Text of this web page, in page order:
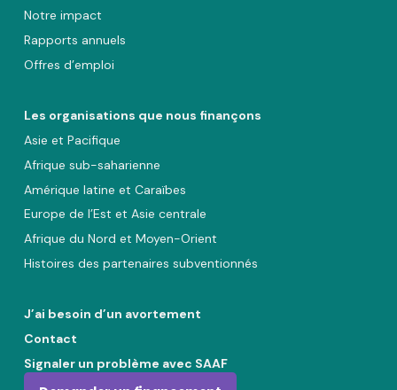
Notre impact
Rapports annuels
Offres d’emploi
Les organisations que nous finançons
Asie et Pacifique
Afrique sub-saharienne
Amérique latine et Caraïbes
Europe de l’Est et Asie centrale
Afrique du Nord et Moyen-Orient
Histoires des partenaires subventionnés
J’ai besoin d’un avortement
Contact
Signaler un problème avec SAAF